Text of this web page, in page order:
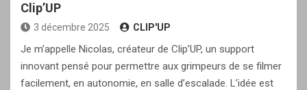
Clip’UP
3 décembre 2025 CLIP'UP
Je m’appelle Nicolas, créateur de Clip’UP, un support
innovant pensé pour permettre aux grimpeurs de se filmer
facilement, en autonomie, en salle d’escalade. L’idée est